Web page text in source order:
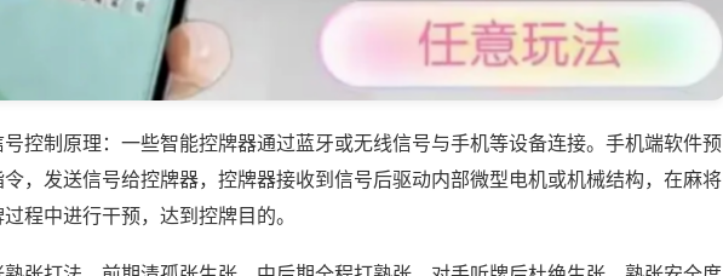
控制原理：一些智能控牌器通过蓝牙或无线信号与手机等设备连接。手机端软件预
，发送信号给控牌器，控牌器接收到信号后驱动内部微型电机或机械结构，在麻将
程中进行干预，达到控牌目的。